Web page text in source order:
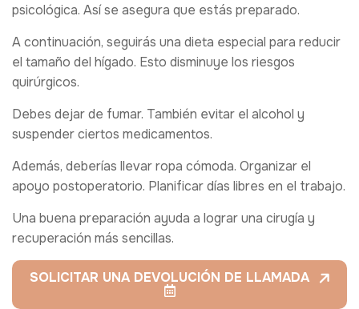
psicológica. Así se asegura que estás preparado.
A continuación, seguirás una dieta especial para reducir
el tamaño del hígado. Esto disminuye los riesgos
quirúrgicos.
Debes dejar de fumar. También evitar el alcohol y
suspender ciertos medicamentos.
Además, deberías llevar ropa cómoda. Organizar el
apoyo postoperatorio. Planificar días libres en el trabajo.
Una buena preparación ayuda a lograr una cirugía y
recuperación más sencillas.
SOLICITAR UNA DEVOLUCIÓN DE LLAMADA